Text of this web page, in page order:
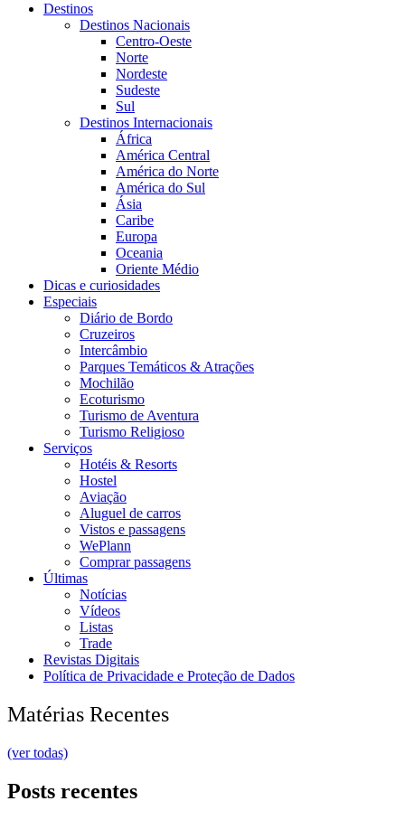
Destinos
Destinos Nacionais
Centro-Oeste
Norte
Nordeste
Sudeste
Sul
Destinos Internacionais
África
América Central
América do Norte
América do Sul
Ásia
Caribe
Europa
Oceania
Oriente Médio
Dicas e curiosidades
Especiais
Diário de Bordo
Cruzeiros
Intercâmbio
Parques Temáticos & Atrações
Mochilão
Ecoturismo
Turismo de Aventura
Turismo Religioso
Serviços
Hotéis & Resorts
Hostel
Aviação
Aluguel de carros
Vistos e passagens
WePlann
Comprar passagens
Últimas
Notícias
Vídeos
Listas
Trade
Revistas Digitais
Política de Privacidade e Proteção de Dados
Matérias Recentes
(ver todas)
Posts recentes